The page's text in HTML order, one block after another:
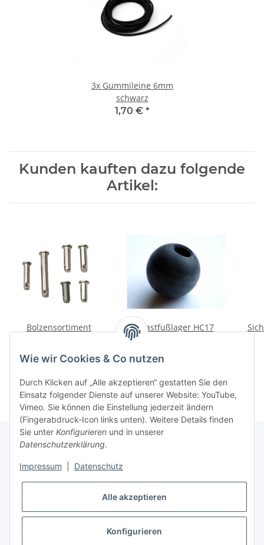
3x Gummileine 6mm
schwarz
1,70 € *
Kunden kauften dazu folgende
Artikel:
Bolzensortiment
Mastfußlager HC17
Informationen
Gesetzliche Informationen
Vertrag widerrufen
Wie wir Cookies & Co nutzen
Durch Klicken auf „Alle akzeptieren“ gestatten Sie den
Einsatz folgender Dienste auf unserer Website: YouTube,
Vimeo. Sie können die Einstellung jederzeit ändern
(Fingerabdruck-Icon links unten). Weitere Details finden
Sie unter Konfigurieren und in unserer
Datenschutzerklärung.
Impressum Datenschutz
Alle akzeptieren
Konfigurieren